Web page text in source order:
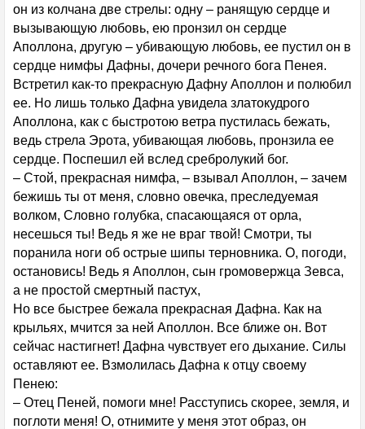
он из колчана две стрелы: одну – ранящую сердце и
вызывающую любовь, ею пронзил он сердце
Аполлона, другую – убивающую любовь, ее пустил он в
сердце нимфы Дафны, дочери речного бога Пенея.
Встретил как-то прекрасную Дафну Аполлон и полюбил
ее. Но лишь только Дафна увидела златокудрого
Аполлона, как с быстротою ветра пустилась бежать,
ведь стрела Эрота, убивающая любовь, пронзила ее
сердце. Поспешил ей вслед сребролукий бог.
– Стой, прекрасная нимфа, – взывал Аполлон, – зачем
бежишь ты от меня, словно овечка, преследуемая
волком, Словно голубка, спасающаяся от орла,
несешься ты! Ведь я же не враг твой! Смотри, ты
поранила ноги об острые шипы терновника. О, погоди,
остановись! Ведь я Аполлон, сын громовержца Зевса,
а не простой смертный пастух,
Но все быстрее бежала прекрасная Дафна. Как на
крыльях, мчится за ней Аполлон. Все ближе он. Вот
сейчас настигнет! Дафна чувствует его дыхание. Силы
оставляют ее. Взмолилась Дафна к отцу своему
Пенею:
– Отец Пеней, помоги мне! Расступись скорее, земля, и
поглоти меня! О, отнимите у меня этот образ, он